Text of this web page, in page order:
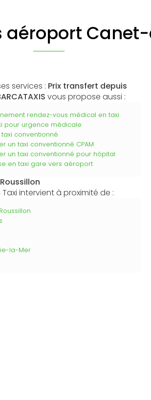
aéroport
services : Prix transfert depuis
vous propose aussi :
rendez-vous médical en taxi
pour urgence médicale
conventionné
un taxi conventionné CPAM
un taxi conventionné pour hôpital
en taxi gare vers aéroport
Taxi intervient à proximité de :
la-Mer